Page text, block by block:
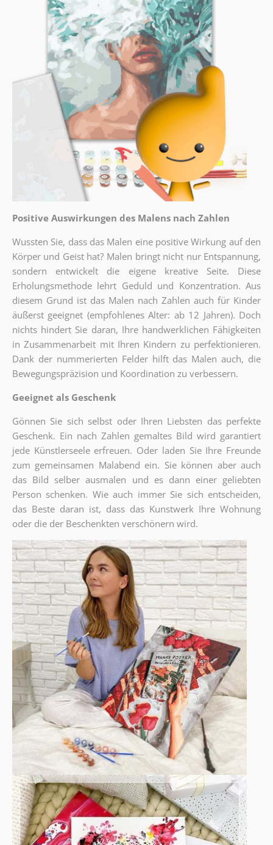
Positive Auswirkungen des Malens nach Zahlen
Wussten Sie, dass das Malen eine positive Wirkung auf den
Körper und Geist hat? Malen bringt nicht nur Entspannung,
sondern entwickelt die eigene kreative Seite. Diese
Erholungsmethode lehrt Geduld und Konzentration. Aus
diesem Grund ist das Malen nach Zahlen auch für Kinder
äußerst geeignet (empfohlenes Alter: ab 12 Jahren). Doch
nichts hindert Sie daran, Ihre handwerklichen Fähigkeiten
in Zusammenarbeit mit Ihren Kindern zu perfektionieren.
Dank der nummerierten Felder hilft das Malen auch, die
Bewegungspräzision und Koordination zu verbessern.
Geeignet als Geschenk
Gönnen Sie sich selbst oder Ihren Liebsten das perfekte
Geschenk. Ein nach Zahlen gemaltes Bild wird garantiert
jede Künstlerseele erfreuen. Oder laden Sie Ihre Freunde
zum gemeinsamen Malabend ein. Sie können aber auch
das Bild selber ausmalen und es dann einer geliebten
Person schenken. Wie auch immer Sie sich entscheiden,
das Beste daran ist, dass das Kunstwerk Ihre Wohnung
oder die der Beschenkten verschönern wird.